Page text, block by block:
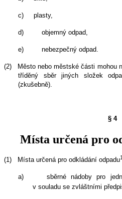
c) plasty,
d) objemný odpad,
e) nebezpečný odpad.
(2)
Město nebo městské části mohou
tříděný sběr jiných složek
(zkušebně).
§ 4
Místa určená pro
(1) Místa určená pro odkládání odpadu
a)
sběrné nádoby pro
v souladu se zvláštními